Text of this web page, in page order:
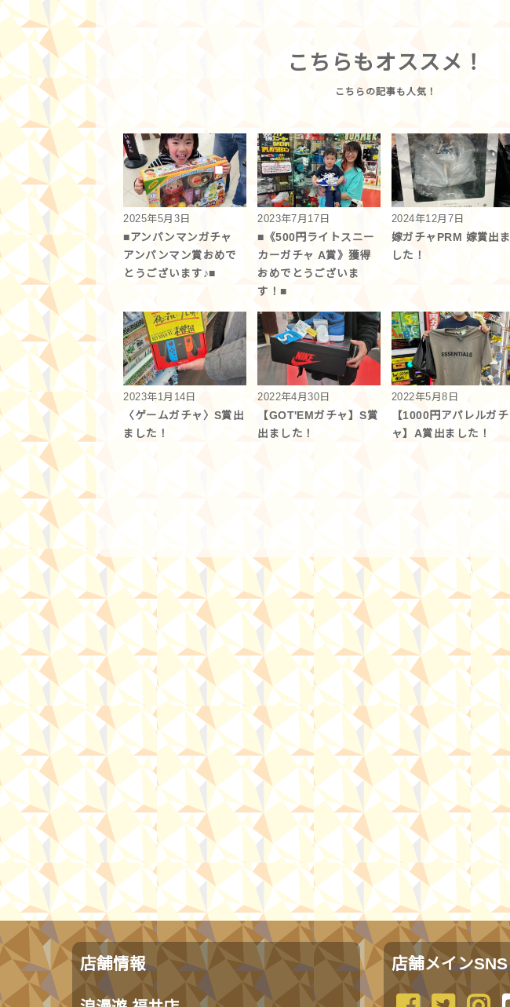
こちらもオススメ！
2025年5月3日
■アンパンマンガチャ
アンパンマン賞おめで
とうございます♪■
2023年7月17日
■《500円ライトスニー
カーガチャ A賞》獲得
おめでとうございま
す！■
2024年12月7日
嫁ガチャPRM 嫁賞出ま
した！
2023年1月14日
〈ゲームガチャ〉S賞出
ました！
2022年4月30日
【GOT'EMガチャ】S賞
出ました！
2022年5月8日
【1000円アパレルガチ
ャ】A賞出ました！
店舗情報 店舗メインSNS